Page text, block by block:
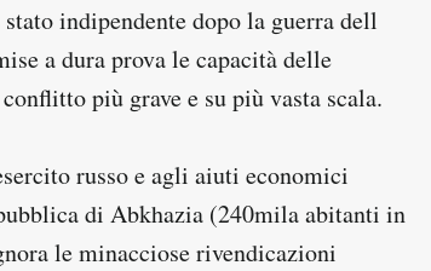
indipendente dopo la guerra dell
a dura prova le capacità delle
più grave e su più vasta scala.
russo e agli aiuti economici
di Abkhazia (240mila abitanti in
le minacciose rivendicazioni